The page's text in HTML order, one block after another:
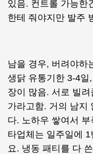
있음. 컨트롤 가능한
한테 줘야지만 발주
남을 경우, 버려야하
생닭 유통기한 3-4일
장이 많음. 서로 빌
가라고함. 거의 남지
다. 노하우 쌓여서
타업체는 일주일에
요. 냉동 패티를 다